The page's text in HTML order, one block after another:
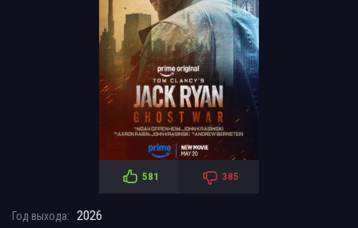
581 385
Год выхода: 2026